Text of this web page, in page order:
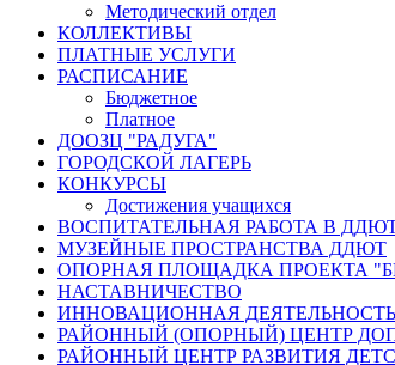
Методический отдел
КОЛЛЕКТИВЫ
ПЛАТНЫЕ УСЛУГИ
РАСПИСАНИЕ
Бюджетное
Платное
ДООЗЦ "РАДУГА"
ГОРОДСКОЙ ЛАГЕРЬ
КОНКУРСЫ
Достижения учащихся
ВОСПИТАТЕЛЬНАЯ РАБОТА В
МУЗЕЙНЫЕ ПРОСТРАНСТВА ДДЮТ
ОПОРНАЯ ПЛОЩАДКА ПРОЕКТА
НАСТАВНИЧЕСТВО
ИННОВАЦИОННАЯ ДЕЯТЕЛЬНОСТЬ
РАЙОННЫЙ (ОПОРНЫЙ) ЦЕНТР
РАЙОННЫЙ ЦЕНТР РАЗВИТИЯ